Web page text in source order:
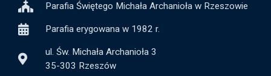
Parafia Świętego Michała Archanioła w Rzeszowie
Parafia erygowana w 1982 r.
ul. Św. Michała Archanioła 3
35-303 Rzeszów